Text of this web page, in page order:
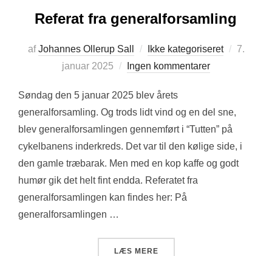
Referat fra generalforsamling
afJohannes Ollerup Sall Ikke kategoriseret
Udgivet
7.
januar 2025
Ingen kommentarer
Søndag den 5 januar 2025 blev årets
generalforsamling. Og trods lidt vind og en del sne,
blev generalforsamlingen gennemført i “Tutten” på
cykelbanens inderkreds. Det var til den kølige side, i
den gamle træbarak. Men med en kop kaffe og godt
humør gik det helt fint endda. Referatet fra
generalforsamlingen kan findes her: På
generalforsamlingen …
LÆS MERE“REFERAT FRA